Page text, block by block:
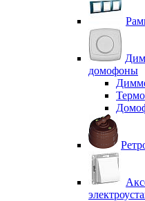
домофоны